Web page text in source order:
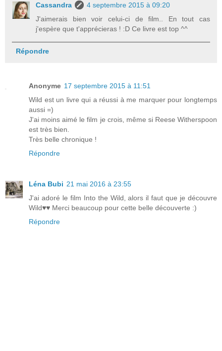
Cassandra
4 septembre 2015 à 09:20
J'aimerais bien voir celui-ci de film.. En tout cas
j'espère que t'apprécieras ! :D Ce livre est top ^^
Répondre
Anonyme 17 septembre 2015 à 11:51
Wild est un livre qui a réussi à me marquer pour longtemps
aussi =)
J'ai moins aimé le film je crois, même si Reese Witherspoon
est très bien.
Très belle chronique !
Répondre
Léna Bubi 21 mai 2016 à 23:55
J'ai adoré le film Into the Wild, alors il faut que je découvre
Wild♥♥ Merci beaucoup pour cette belle découverte :)
Répondre